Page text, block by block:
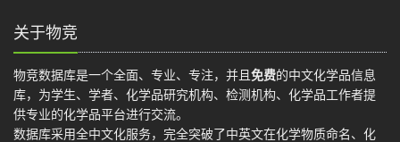
关于物竞
物竞数据库是一个全面、专业、专注，并且 免费的中文化学品信息
库，为学生、学者、化学品研究机构、检测机构、化学品工作者提
供专业的化学品平台进行交流。
数据库采用全中文化服务，完全突破了中英文在化学物质命名、化